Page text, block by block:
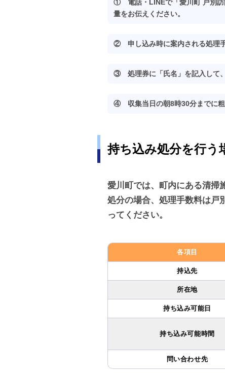
① 電話・LINEで「愛川町 戸別訪
量をお伝えください。
② 申し込み時に案内される処理手
③ 処理券に「氏名」を記入して、
④ 収集当日の朝8時30分までに粗
持ち込み処分を行う
愛川町では、町内にある清掃
処分の場合、処理手数料は戸
ってください。
各項目
持込先
所在地
持ち込み可能日
持ち込み可能時間
問い合わせ先